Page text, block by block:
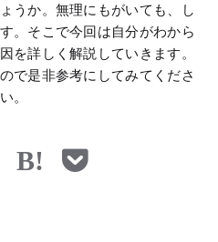
うか。無理にもがいても、し
。そこで今回は自分がわから
を詳しく解説していきます。
で是非参考にしてみてくださ
い。